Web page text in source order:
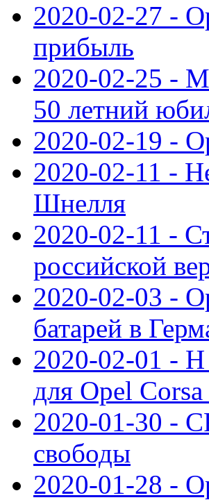
2020-02-27 -
прибыль
2020-02-25 -
50 летний
2020-02-19 -
2020-02-11 -
Шнелля
2020-02-11 -
российской
2020-02-03 -
батарей в
2020-02-01 -
для Opel Corsa
2020-01-30 -
свободы
2020-01-28 -